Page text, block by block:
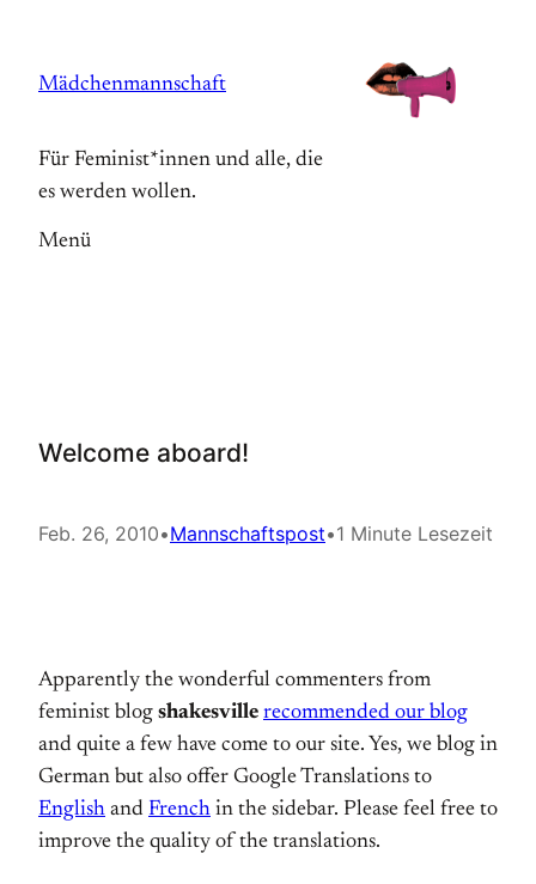
springen
Mädchenmannschaft
Für Feminist*innen und alle, die
es werden wollen.
Menü
Welcome aboard!
Feb. 26, 2010•Mannschaftspost•1 Minute Lesezeit
Apparently the wonderful commenters from
feminist blog shakesville recommended our blog
and quite a few have come to our site. Yes, we blog in
German but also offer Google Translations to
English and French in the sidebar. Please feel free to
improve the quality of the translations.